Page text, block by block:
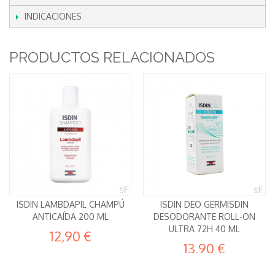
INDICACIONES
PRODUCTOS RELACIONADOS
ISDIN LAMBDAPIL CHAMPÚ
ANTICAÍDA 200 ML
12,90 €
ISDIN DEO GERMISDIN
DESODORANTE ROLL-ON
ULTRA 72H 40 ML
13,90 €